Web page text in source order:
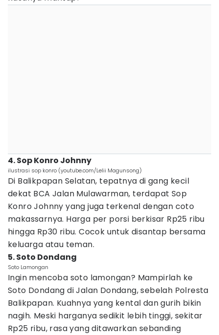
4. Sop Konro Johnny
ilustrasi sop konro (youtube.com/Lelii Magunsong)
Di Balikpapan Selatan, tepatnya di gang kecil
dekat BCA Jalan Mulawarman, terdapat Sop
Konro Johnny yang juga terkenal dengan coto
makassarnya. Harga per porsi berkisar Rp25 ribu
hingga Rp30 ribu. Cocok untuk disantap bersama
keluarga atau teman.
5. Soto Dondang
Soto Lamongan
Ingin mencoba soto lamongan? Mampirlah ke
Soto Dondang di Jalan Dondang, sebelah Polresta
Balikpapan. Kuahnya yang kental dan gurih bikin
nagih. Meski harganya sedikit lebih tinggi, sekitar
Rp25 ribu, rasa yang ditawarkan sebanding